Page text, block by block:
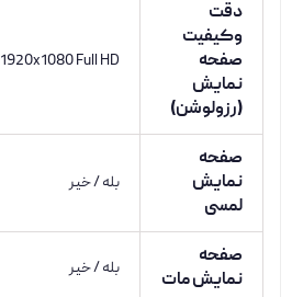
دقت
وکیفیت
صفحه
نمایش
(رزولوشن)
1920x1080 Full HD یا 1366x768 HD
صفحه
نمایش
لمسی
بله / خیر
صفحه
نمایش مات
بله / خیر